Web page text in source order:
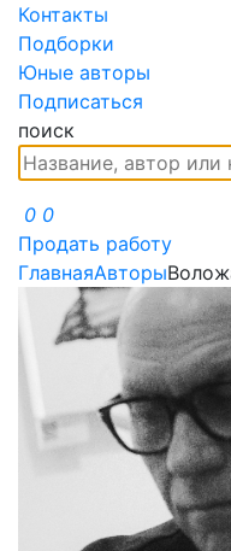
Контакты
Подборки
Юные авторы
Подписаться
поиск
0 0
Продать работу
ГлавнаяАвторы